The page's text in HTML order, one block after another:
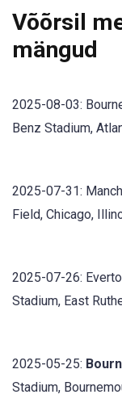
Võõrsil
mängud
2025-08-03:
Benz Stadium,
2025-07-31:
Field, Chicago,
2025-07-26:
Stadium, East
2025-05-25:
Stadium,